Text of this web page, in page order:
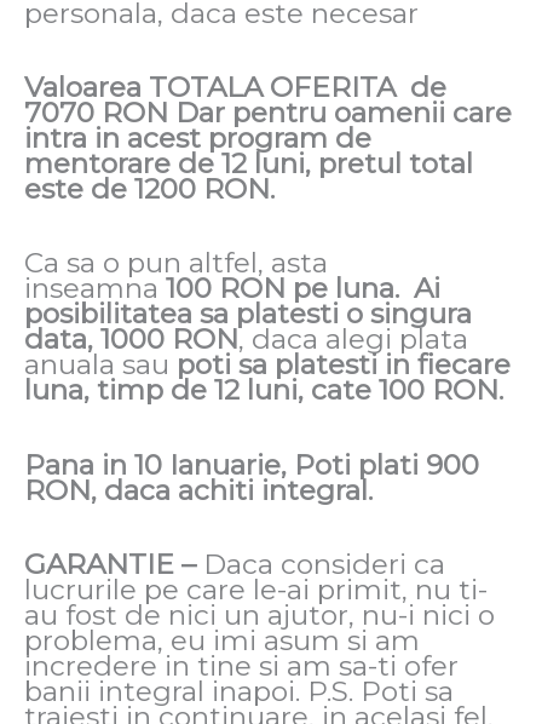
personala, daca este necesar
Valoarea TOTALA OFERITA de
7070 RON Dar pentru oamenii care
intra in acest program de
mentorare de 12 luni, pretul total
este de 1200 RON.
Ca sa o pun altfel, asta
inseamna 100 RON pe luna. Ai
posibilitatea sa platesti o singura
data, 1000 RON, daca alegi plata
anuala sau poti sa platesti in fiecare
luna, timp de 12 luni, cate 100 RON.
Pana in 10 Ianuarie, Poti plati 900
RON, daca achiti integral.
GARANTIE – Daca consideri ca
lucrurile pe care le-ai primit, nu ti-
au fost de nici un ajutor, nu-i nici o
problema, eu imi asum si am
incredere in tine si am sa-ti ofer
banii integral inapoi. P.S. Poti sa
traiesti in continuare, in acelasi fel,